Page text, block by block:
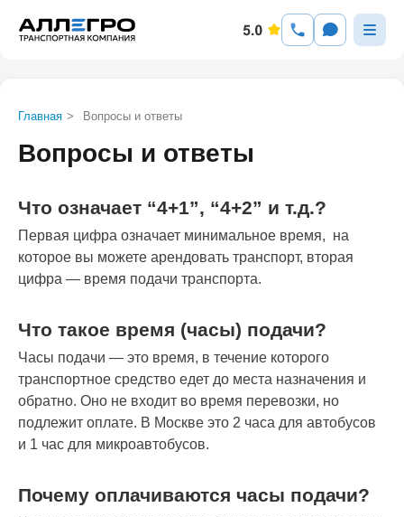
Главная > Вопросы и ответы
Вопросы и ответы
Что означает “4+1”, “4+2” и т.д.?
Первая цифра означает минимальное время, на
которое вы можете арендовать транспорт, вторая
цифра — время подачи транспорта.
Что такое время (часы) подачи?
Часы подачи — это время, в течение которого
транспортное средство едет до места назначения и
обратно. Оно не входит во время перевозки, но
подлежит оплате. В Москве это 2 часа для автобусов
и 1 час для микроавтобусов.
Почему оплачиваются часы подачи?